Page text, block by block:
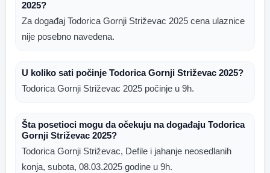
2025?
Za događaj Todorica Gornji Striževac 2025 cena ulaznice
nije posebno navedena.
U koliko sati počinje Todorica Gornji Striževac 2025?
Todorica Gornji Striževac 2025 počinje u 9h.
Šta posetioci mogu da očekuju na događaju Todorica
Gornji Striževac 2025?
Todorica Gornji Striževac, Defile i jahanje neosedlanih
konja, subota, 08.03.2025 godine u 9h.